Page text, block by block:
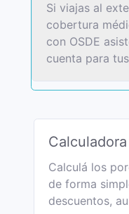
Si viajas al
cobertura
con OSDE
cuenta para
Calculá los
de forma
descuentos,